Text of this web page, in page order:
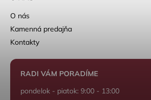
O nás
Kamenná predajňa
Kontakty
RADI VÁM PORADÍME
pondelok - piatok: 9:00 - 13:00